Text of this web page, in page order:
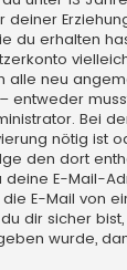
deiner
du erhalten
alle neu
entweder
Bei
nötig ist
den dort
deine E-Mail-
E-Mail von
dir sicher
wurde,